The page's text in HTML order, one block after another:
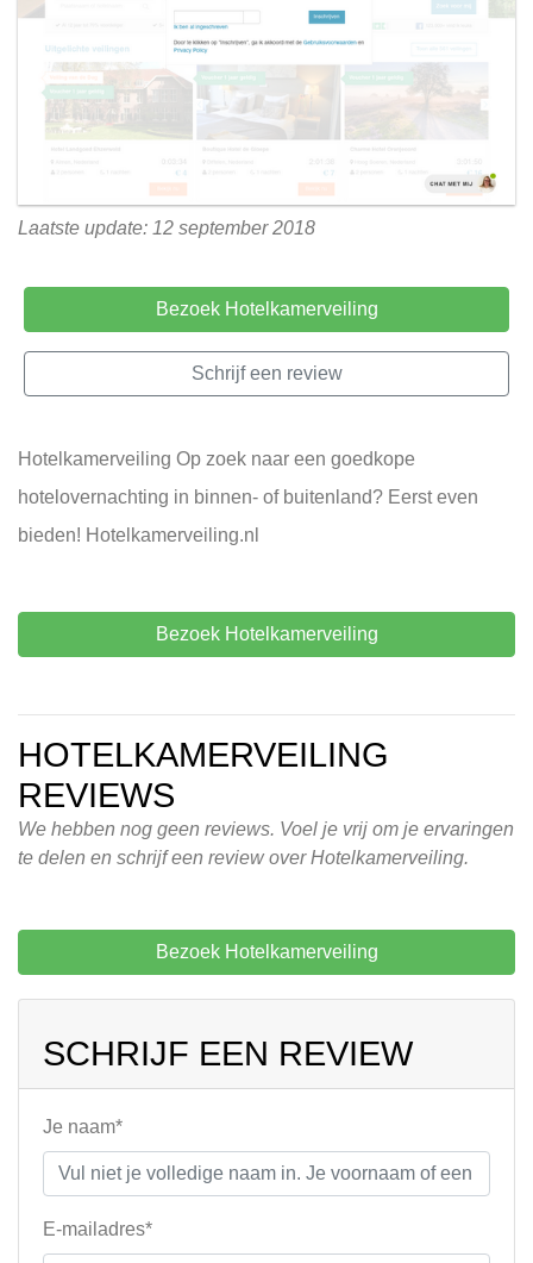
Laatste update: 12 september 2018
Bezoek Hotelkamerveiling
Schrijf een review
Hotelkamerveiling Op zoek naar een goedkope
hotelovernachting in binnen- of buitenland? Eerst even
bieden! Hotelkamerveiling.nl
Bezoek Hotelkamerveiling
HOTELKAMERVEILING
REVIEWS
We hebben nog geen reviews. Voel je vrij om je ervaringen
te delen en schrijf een review over Hotelkamerveiling.
Bezoek Hotelkamerveiling
SCHRIJF EEN REVIEW
Je naam*
E-mailadres*